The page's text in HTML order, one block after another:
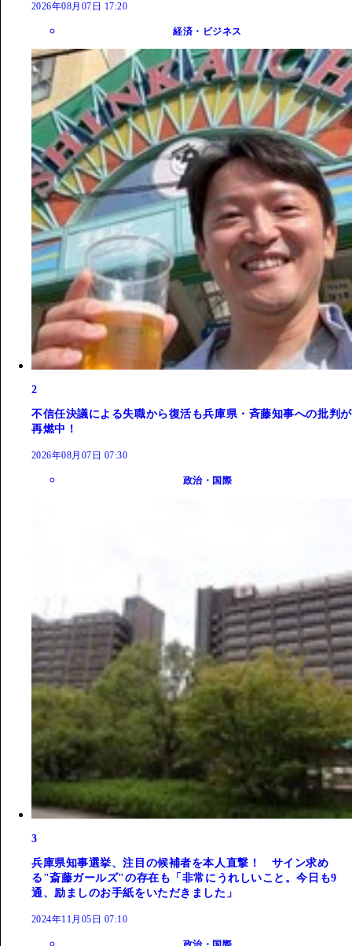
2026年08月07日 17:20
経済・ビジネス
2
不信任決議による失職から復活も兵庫県・斉藤知事への批判が
再燃中！
2026年08月07日 07:30
政治・国際
3
兵庫県知事選挙、注目の候補者を本人直撃！ サイン求め
る"斎藤ガールズ"の存在も「非常にうれしいこと。今日も9
通、励ましのお手紙をいただきました」
2024年11月05日 07:10